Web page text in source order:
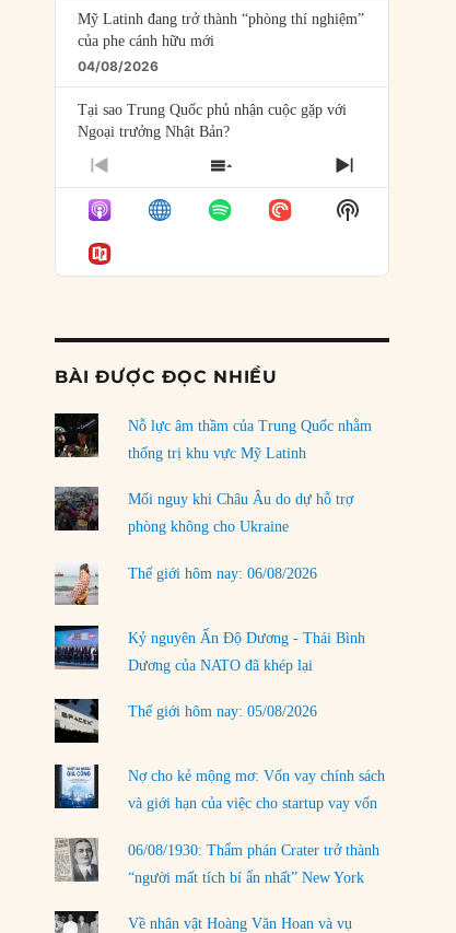
Quốc”
Mỹ Latinh đang trở thành “phòng thí nghiệm”
của phe cánh hữu mới
04/08/2026
Tại sao Trung Quốc phủ nhận cuộc gặp với
Ngoại trưởng Nhật Bản?
04/08/2026
Điểm mù chiến lược của Trump tại Thái Bình
Dương
03/08/2026
rủi ro
01/08/2026
31/07/2026
phải chịu đựng?
30/07/2026
Tập tìm cách chôn vùi bê bối chấn động vòng
tròn thân cận của mình
PREVIOUS
EPISODE
SHOW
EPISODES
LIST
NEXT
EPISODE
Show
Podcast
BÀI ĐƯỢC ĐỌC NHIỀU
Nỗ lực âm thầm của Trung Quốc nhằm
thống trị khu vực Mỹ Latinh
Mối nguy khi Châu Âu do dự hỗ trợ
phòng không cho Ukraine
Thế giới hôm nay: 06/08/2026
Kỷ nguyên Ấn Độ Dương - Thái Bình
Dương của NATO đã khép lại
Thế giới hôm nay: 05/08/2026
Nợ cho kẻ mộng mơ: Vốn vay chính sách
và giới hạn của việc cho startup vay vốn
06/08/1930: Thẩm phán Crater trở thành
“người mất tích bí ẩn nhất” New York
Về nhân vật Hoàng Văn Hoan và vụ